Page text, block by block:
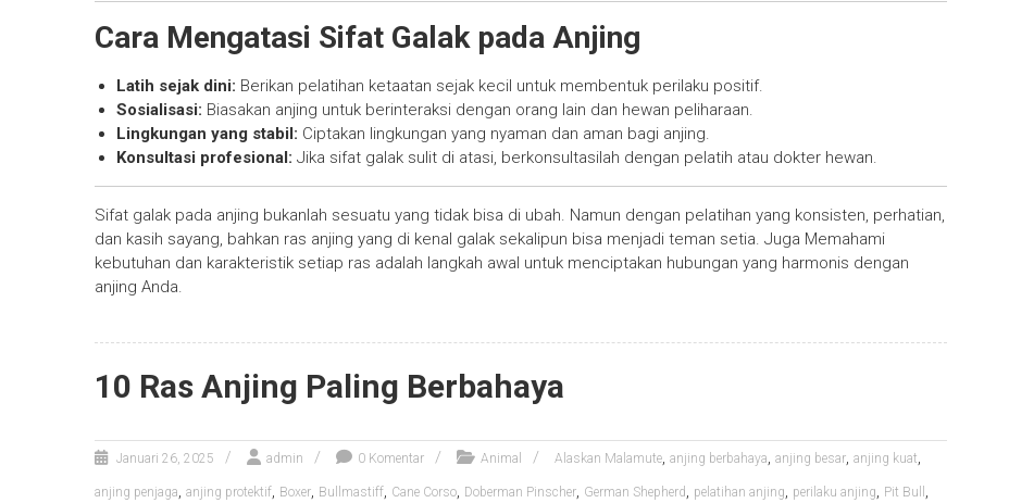
Cara Mengatasi Sifat Galak pada Anjing
Latih sejak dini: Berikan pelatihan ketaatan sejak kecil untuk membentuk perilaku positif.
Sosialisasi: Biasakan anjing untuk berinteraksi dengan orang lain dan hewan peliharaan.
Lingkungan yang stabil: Ciptakan lingkungan yang nyaman dan aman bagi anjing.
Konsultasi profesional: Jika sifat galak sulit di atasi, berkonsultasilah dengan pelatih atau dokter hewan.
Sifat galak pada anjing bukanlah sesuatu yang tidak bisa di ubah. Namun dengan pelatihan yang konsisten, perhatian,
dan kasih sayang, bahkan ras anjing yang di kenal galak sekalipun bisa menjadi teman setia. Juga Memahami
kebutuhan dan karakteristik setiap ras adalah langkah awal untuk menciptakan hubungan yang harmonis dengan
anjing Anda.
10 Ras Anjing Paling Berbahaya
Januari 26, 2025 admin 0 Komentar Animal Alaskan Malamute, anjing berbahaya, anjing besar, anjing kuat,
anjing penjaga, anjing protektif, Boxer, Bullmastiff, Cane Corso, Doberman Pinscher, German Shepherd , pelatihan anjing, perilaku anjing, Pit Bull ,